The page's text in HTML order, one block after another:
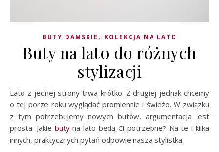
BUTY DAMSKIE , KOLEKCJA NA LATO
Buty na lato do różnych
stylizacji
Lato z jednej strony trwa krótko. Z drugiej jednak chcemy
o tej porze roku wyglądać promiennie i świeżo. W związku
z tym potrzebujemy nowych butów, argumentacja jest
prosta. Jakie butyna lato będą Ci potrzebne? Na te i kilka
innych, praktycznych pytań odpowie nasza stylistka.